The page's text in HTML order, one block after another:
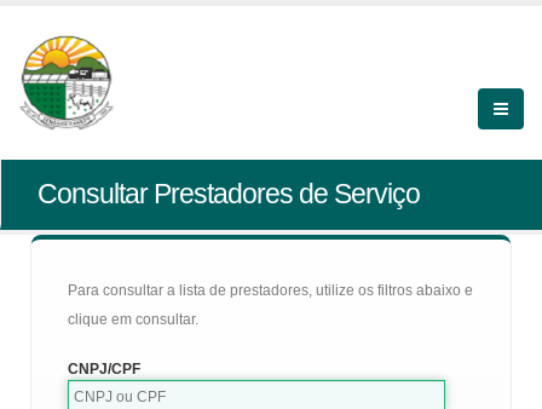
Consultar Prestadores de Serviço
Para consultar a lista de prestadores, utilize os filtros abaixo e
clique em consultar.
CNPJ/CPF